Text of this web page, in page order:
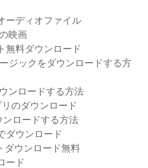
ーディオファイル
映画
無料ダウンロード
ジックをダウンロードする方
ンロードする方法
のダウンロード
ンロードする方法
ダウンロード
ダウンロード無料
ード